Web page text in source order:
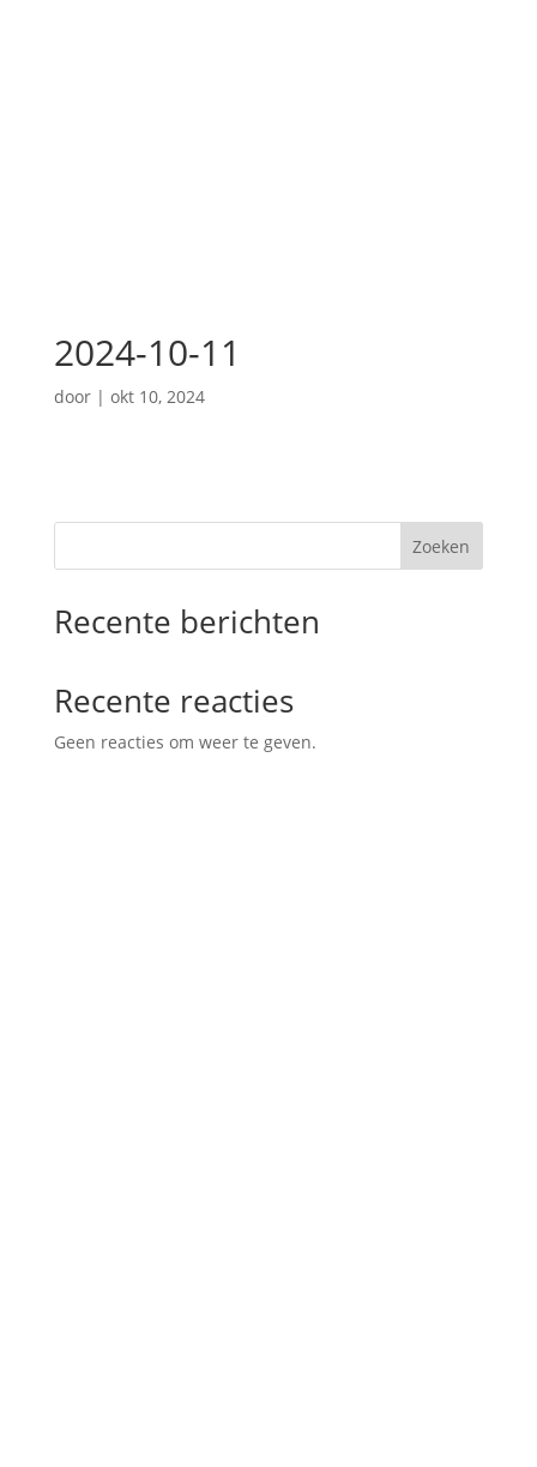
2024-10-11
door | okt 10, 2024
Zoeken
Recente berichten
Recente reacties
Geen reacties om weer te geven.